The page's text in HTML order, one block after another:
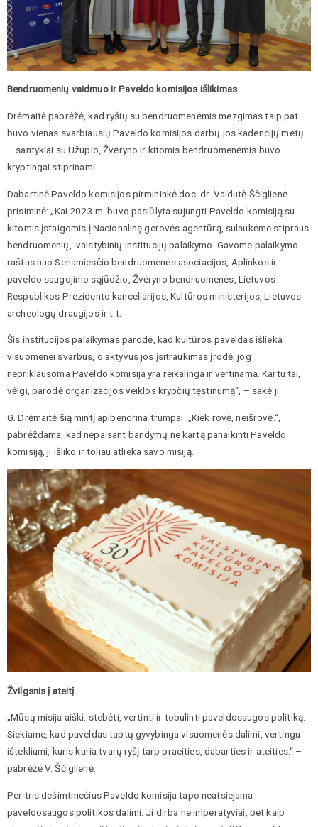
Bendruomenių vaidmuo ir Paveldo komisijos išlikimas
Drėmaitė pabrėžė, kad ryšių su bendruomenėmis mezgimas taip pat
buvo vienas svarbiausių Paveldo komisijos darbų jos kadencijų metų
– santykiai su Užupio, Žvėryno ir kitomis bendruomenėmis buvo
kryptingai stiprinami.
Dabartinė Paveldo komisijos pirmininkė doc. dr. Vaidutė Ščiglienė
prisiminė: „Kai 2023 m. buvo pasiūlyta sujungti Paveldo komisiją su
kitomis įstaigomis į Nacionalinę gerovės agentūrą, sulaukėme stipraus
bendruomenių, valstybinių institucijų palaikymo. Gavome palaikymo
raštus nuo Senamiesčio bendruomenės asociacijos, Aplinkos ir
paveldo saugojimo sąjūdžio, Žvėryno bendruomenės, Lietuvos
Respublikos Prezidento kanceliarijos, Kultūros ministerijos, Lietuvos
archeologų draugijos ir t.t.
Šis institucijos palaikymas parodė, kad kultūros paveldas išlieka
visuomenei svarbus, o aktyvus jos įsitraukimas įrodė, jog
nepriklausoma Paveldo komisija yra reikalinga ir vertinama. Kartu tai,
vėlgi, parodė organizacijos veiklos krypčių tęstinumą“, – sakė ji.
G. Drėmaitė šią mintį apibendrina trumpai: „Kiek rovė, neišrovė.“,
pabrėždama, kad nepaisant bandymų ne kartą panaikinti Paveldo
komisiją, ji išliko ir toliau atlieka savo misiją.
Žvilgsnis į ateitį
„Mūsų misija aiški: stebėti, vertinti ir tobulinti paveldosaugos politiką.
Siekiame, kad paveldas taptų gyvybinga visuomenės dalimi, vertingu
ištekliumi, kuris kuria tvarų ryšį tarp praeities, dabarties ir ateities.“ –
pabrėžė V. Ščiglienė.
Per tris dešimtmečius Paveldo komisija tapo neatsiejama
paveldosaugos politikos dalimi. Ji dirba ne imperatyviai, bet kaip